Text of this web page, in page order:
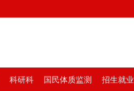
科研科 国民体质监测 招生就业